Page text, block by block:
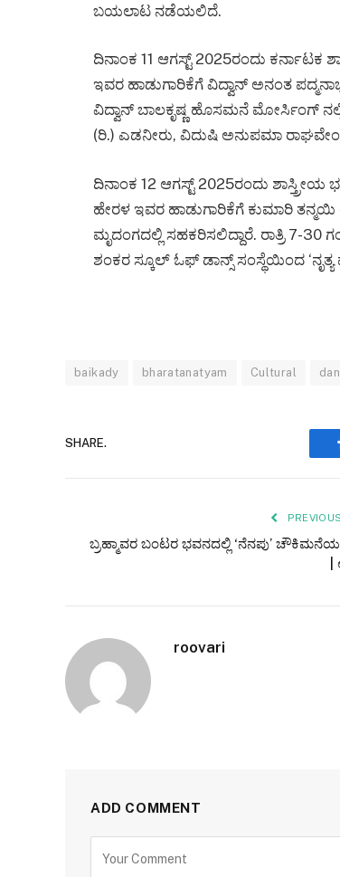
ಬಯಲಾಟ ನಡೆಯಲಿದೆ.
ದಿನಾಂಕ 11 ಆಗಸ್ಟ್ 2025ರಂದು ಕರ್ನಾಟಕ
ಇವರ ಹಾಡುಗಾರಿಕೆಗೆ ವಿದ್ವಾನ್ ಅನಂತ
ವಿದ್ವಾನ್ ಬಾಲಕೃಷ್ಣ ಹೊಸಮನೆ ಮೋರ್ಸಿಂಗ್
(ರಿ.) ಎಡನೀರು, ವಿದುಷಿ ಅನುಪಮಾ
ದಿನಾಂಕ 12 ಆಗಸ್ಟ್ 2025ರಂದು
ಹೇರಳ ಇವರ ಹಾಡುಗಾರಿಕೆಗೆ ಕುಮಾರಿ
ಮೃದಂಗದಲ್ಲಿ ಸಹಕರಿಸಲಿದ್ದಾರೆ. ರಾತ್ರಿ 7-30
ಶಂಕರ ಸ್ಕೂಲ್ ಓಫ್ ಡಾನ್ಸ್ ಸಂಸ್ಥೆಯಿಂದ ‘ನೃತ್ಯ
baikady bharatanatyam Cultural
SHARE.
ಬ್ರಹ್ಮಾವರ ಬಂಟರ ಭವನದಲ್ಲಿ ‘ನೆನಪು’
roovari
ADD COMMENT